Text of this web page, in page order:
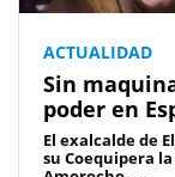
ACTUALIDAD
Sin
poder en
El exalcalde de
su Coequipera